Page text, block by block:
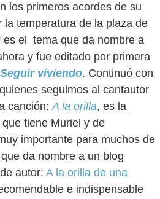
los primeros acordes de su
temperatura de la plaza de
es el tema que da nombre a
y fue editado por primera
Seguir viviendo. Continuó con
seguimos al cantautor
canción:A la orilla, es la
tiene Muriel y de
importante para muchos de
da nombre a un blog
autor: A la orilla de una
e indispensable